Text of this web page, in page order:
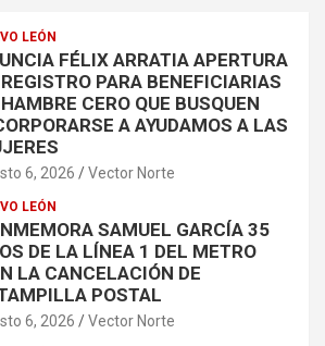
LEÓN
FÉLIX ARRATIA APERTURA
PARA BENEFICIARIAS
CERO QUE BUSQUEN
A AYUDAMOS A LAS
6, 2026 Vector Norte
LEÓN
SAMUEL GARCÍA 35
DE LA LÍNEA 1 DEL METRO
LA CANCELACIÓN DE
POSTAL
6, 2026 Vector Norte